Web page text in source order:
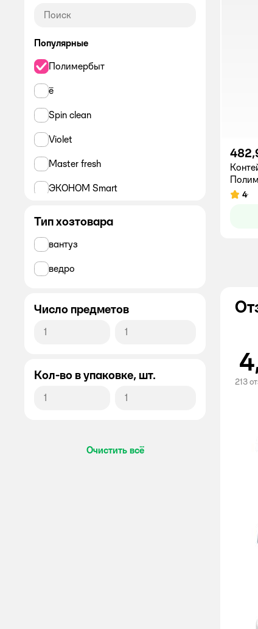
4
213
Популярные
Полимербыт
ё
Spin clean
Violet
Master fresh
ЭКОНОМ Smart
Все
Big City Life
Тип хозтовара
вантуз
ведро
Число предметов
Кол-во в упаковке, шт.
Очистить всё